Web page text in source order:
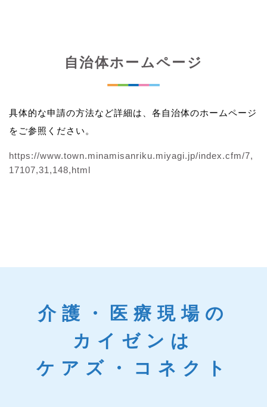
自治体ホームページ
具体的な申請の方法など詳細は、各自治体のホームページ
をご参照ください。
https://www.town.minamisanriku.miyagi.jp/index.cfm/7,
17107,31,148,html
介護・医療現場の
カイゼンは
ケアズ・コネクト